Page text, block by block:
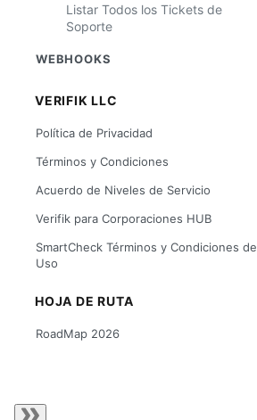
Listar Todos los Tickets de
Soporte
WEBHOOKS
VERIFIK LLC
Política de Privacidad
Términos y Condiciones
Acuerdo de Niveles de Servicio
Verifik para Corporaciones HUB
SmartCheck Términos y Condiciones de
Uso
HOJA DE RUTA
RoadMap 2026